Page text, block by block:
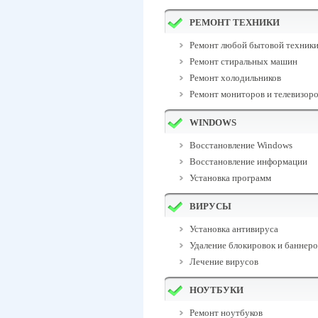
РЕМОНТ ТЕХНИКИ
Ремонт любой бытовой техники
Ремонт стиральных машин
Ремонт холодильников
Ремонт мониторов и
WINDOWS
Восстановление Windows
Восстановление информации
Установка программ
ВИРУСЫ
Установка антивируса
Удаление блокировок и
Лечение вирусов
НОУТБУКИ
Ремонт ноутбуков